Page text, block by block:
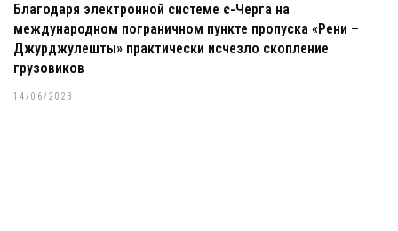
Благодаря электронной системе є-Черга на
международном пограничном пункте пропуска «Рени –
Джурджулешты» практически исчезло скопление
грузовиков
14/06/2023